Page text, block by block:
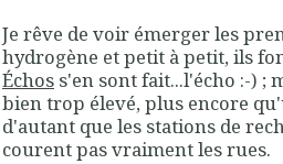
Je rêve de voir émerger les
hydrogène et petit à petit, ils
Échos s'en sont fait...l'écho :-) ;
bien trop élevé, plus encore
d'autant que les stations de
courent pas vraiment les rues.